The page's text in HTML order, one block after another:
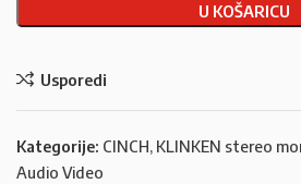
U KOŠARICU
Usporedi
Kategorije: CINCH, KLINKEN stereo
Audio Video